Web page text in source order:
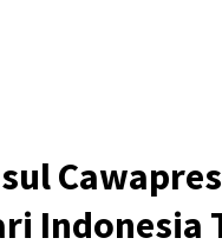
Indonesia